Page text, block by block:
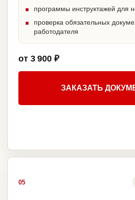
программы инструктажей для
проверка обязательных
работодателя
от 3 900 ₽
ЗАКАЗАТЬ
05